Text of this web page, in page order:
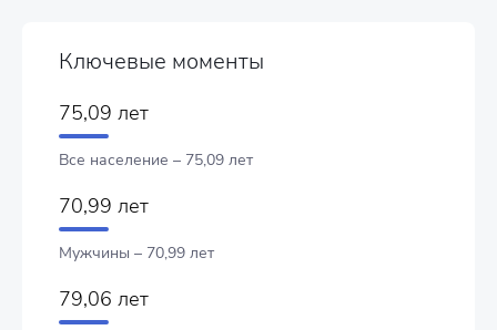
Ключевые моменты
75,09 лет
Все население – 75,09 лет
70,99 лет
Мужчины – 70,99 лет
79,06 лет